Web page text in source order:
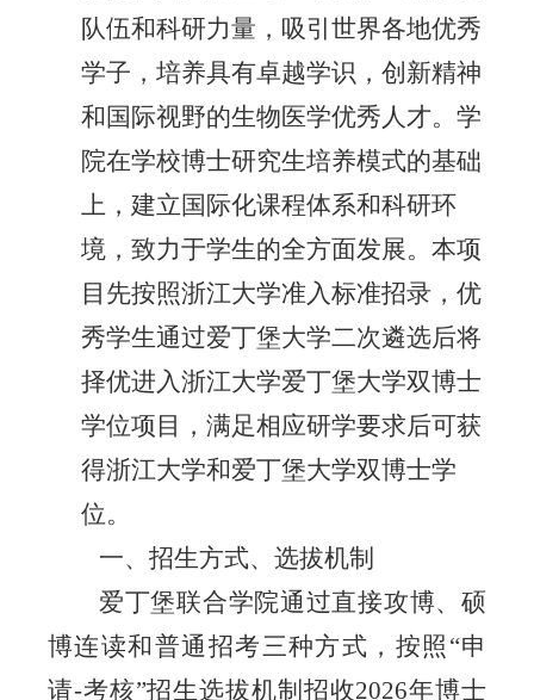
队伍和科研力量，吸引世界各地优秀
学子，培养具有卓越学识，创新精神
和国际视野的生物医学优秀人才。学
院在学校博士研究生培养模式的基础
上，建立国际化课程体系和科研环
境，致力于学生的全方面发展。本项
目先按照浙江大学准入标准招录，优
秀学生通过爱丁堡大学二次遴选后将
择优进入浙江大学爱丁堡大学双博士
学位项目， 满足相应研学要求后可获
得浙江大学和爱丁堡大学双博士学
位。
一、招生方式、选拔机制
爱丁堡联合学院通过直接攻博、硕
博连读和普通招考三种方式，按照 “申
请-考核”招生选拔机制招收2026年博士